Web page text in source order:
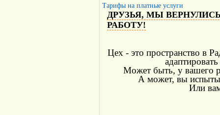
Тарифы на платные услуги
ДРУЗЬЯ, МЫ
РАБОТУ!
Цех - это пространство в
Может быть, у вашего
А может, вы
Или